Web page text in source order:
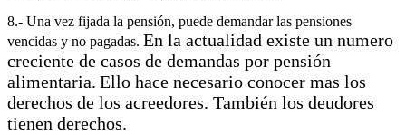
8.- Una vez fijada la pensión, puede demandar las pensiones
vencidas y no pagadas. En la actualidad existe un numero
creciente de casos de demandas por pensión
alimentaria. Ello hace necesario conocer mas los
derechos de los acreedores. También los deudores
tienen derechos.